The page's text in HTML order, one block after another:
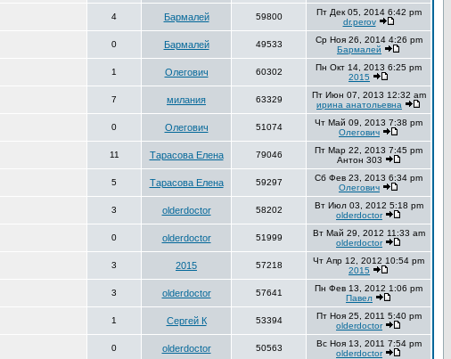
4 Бармалей 59800
Пт Дек 05, 2014 6:42 pm
dr.perov
0 Бармалей 49533
Ср Ноя 26, 2014 4:26 pm
Бармалей
1 Олегович 60302
Пн Окт 14, 2013 6:25 pm
2015
7 милания 63329
Пт Июн 07, 2013 12:32 am
ирина анатольевна
0 Олегович 51074
Чт Май 09, 2013 7:38 pm
Олегович
11 Тарасова Елена 79046
Пт Мар 22, 2013 7:45 pm
Антон 303
5 Тарасова Елена 59297
Сб Фев 23, 2013 6:34 pm
Олегович
3 olderdoctor 58202
Вт Июл 03, 2012 5:18 pm
olderdoctor
0 olderdoctor 51999
Вт Май 29, 2012 11:33 am
olderdoctor
3 2015 57218
Чт Апр 12, 2012 10:54 pm
2015
3 olderdoctor 57641
Пн Фев 13, 2012 1:06 pm
Павел
1 Сергей К 53394
Пт Ноя 25, 2011 5:40 pm
olderdoctor
0 olderdoctor 50563
Вс Ноя 13, 2011 7:54 pm
olderdoctor